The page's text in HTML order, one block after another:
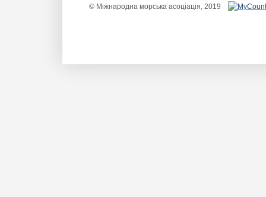
© Міжнародна морська асоціація, 2019